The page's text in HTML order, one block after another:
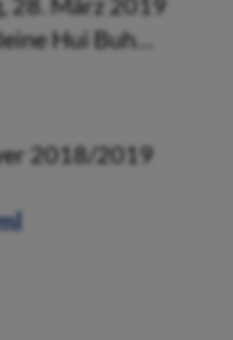
Hui Buh…
2018/2019